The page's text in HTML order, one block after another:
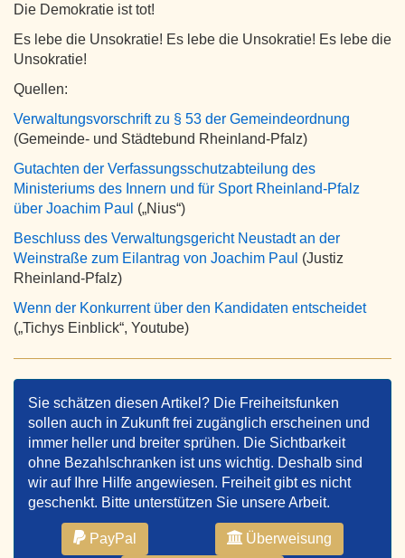
Die Demokratie ist tot!
Es lebe die Unsokratie! Es lebe die Unsokratie! Es lebe die
Unsokratie!
Quellen:
Verwaltungsvorschrift zu § 53 der Gemeindeordnung
(Gemeinde- und Städtebund Rheinland-Pfalz)
Gutachten der Verfassungsschutzabteilung des
Ministeriums des Innern und für Sport Rheinland-Pfalz
über Joachim Paul („Nius“)
Beschluss des Verwaltungsgericht Neustadt an der
Weinstraße zum Eilantrag von Joachim Paul (Justiz
Rheinland-Pfalz)
Wenn der Konkurrent über den Kandidaten entscheidet
(„Tichys Einblick“, Youtube)
Sie schätzen diesen Artikel? Die Freiheitsfunken
sollen auch in Zukunft frei zugänglich erscheinen und
immer heller und breiter sprühen. Die Sichtbarkeit
ohne Bezahlschranken ist uns wichtig. Deshalb sind
wir auf Ihre Hilfe angewiesen. Freiheit gibt es nicht
geschenkt. Bitte unterstützen Sie unsere Arbeit.
PayPal Überweisung